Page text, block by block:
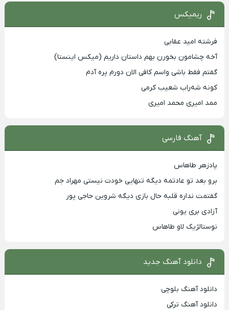
ریمیکس
فرشته امید عقابی
آخه چشامون بخورن بهم داستان داریم (میکس اینستا)
گفتم فقط باشی واسم کافی الان دورم پره آدم
کونه شه‌راب شعیب کرمی
ممد امیری محمد امیری
آهنگ فارسی
پادزهر طاهاس
برو بعد تو عادتمه دیگه تنهایی خودت نیستی مهراد جم
گفتمت نداره قلبه حال بازی دیگه شروین حاجی پور
آزادی بری یونی
نوستالژیک لاو طاهاس
دانلود آهنگ جدید
دانلود آهنگ بلوچی
دانلود آهنگ ترکی